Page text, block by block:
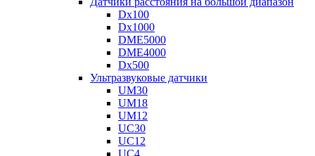
Dx100
Dx1000
DME5000
DME4000
Dx500
Ультразвуковые датчики
UM30
UM18
UM12
UC30
UC12
UC4